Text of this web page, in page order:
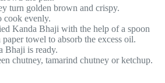
turn golden brown and crispy.
cook evenly.
Kanda Bhaji with the help of a spoon
towel to absorb the excess oil.
Bhaji is ready.
chutney, tamarind chutney or ketchup.